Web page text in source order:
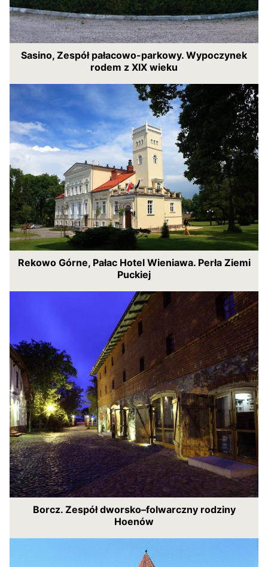
Sasino, Zespół pałacowo-parkowy. Wypoczynek
rodem z XIX wieku
Rekowo Górne, Pałac Hotel Wieniawa. Perła Ziemi
Puckiej
Borcz. Zespół dworsko–folwarczny rodziny
Hoenów